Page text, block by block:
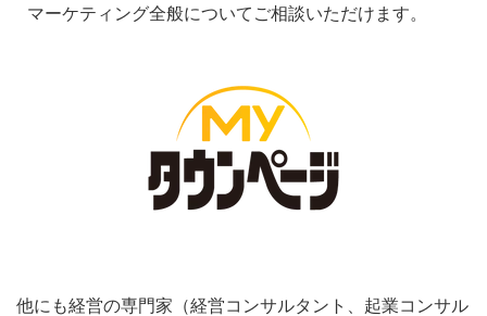
マーケティング全般についてご相談いただけます。
他にも経営の専門家（経営コンサルタント、起業コンサル